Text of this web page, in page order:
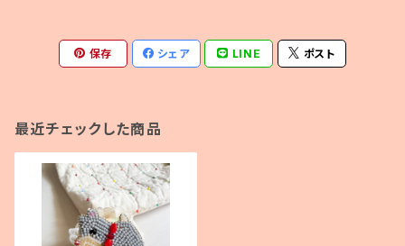
保存 シェア LINE ポスト
最近チェックした商品